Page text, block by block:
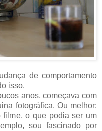
de comportamento
isso.
anos, começava com
fotográfica. Ou melhor:
o que podia ser um
sou fascinado por